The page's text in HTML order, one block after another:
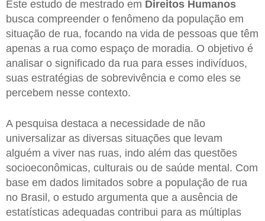
Este estudo de mestrado em Direitos Humanos
busca compreender o fenômeno da população em
situação de rua, focando na vida de pessoas que têm
apenas a rua como espaço de moradia. O objetivo é
analisar o significado da rua para esses indivíduos,
suas estratégias de sobrevivência e como eles se
percebem nesse contexto.
A pesquisa destaca a necessidade de não
universalizar as diversas situações que levam
alguém a viver nas ruas, indo além das questões
socioeconômicas, culturais ou de saúde mental. Com
base em dados limitados sobre a população de rua
no Brasil, o estudo argumenta que a ausência de
estatísticas adequadas contribui para as múltiplas